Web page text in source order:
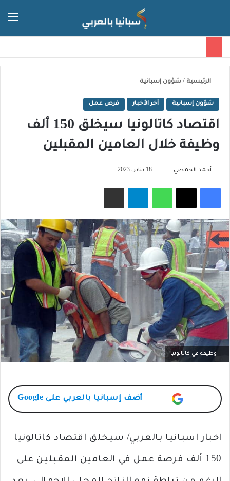
الرئيسية / شؤون إسبانية
شؤون إسبانية آخر الأخبار فرص عمل
اقتصاد كاتالونيا سيخلق 150 ألف
وظيفة خلال العامين المقبلين
أحمد الحمصي 18 يناير، 2023
فيسبوك‫X واتساب تيلقرام مشاركة عبر البريد
وظيفة في كاتالونيا
أضف إسبانيا بالعربي على Google
اخبار اسبانيا بالعربي/ سيخلق اقتصاد كاتالونيا
150 ألف فرصة عمل في العامين المقبلين على